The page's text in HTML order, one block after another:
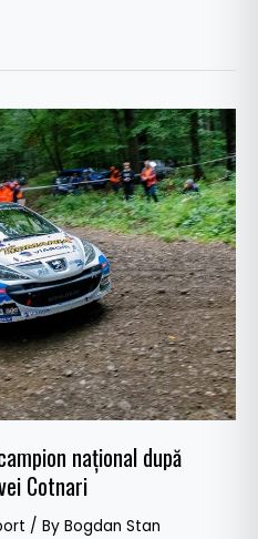
național după
Cotnari
/ By Bogdan Stan